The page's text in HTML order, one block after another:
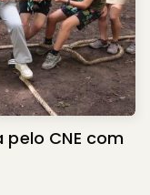
CNE com